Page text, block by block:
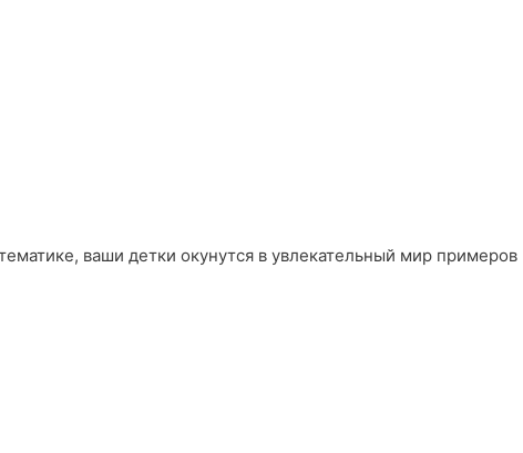
ваши детки окунутся в увлекательный мир примеров